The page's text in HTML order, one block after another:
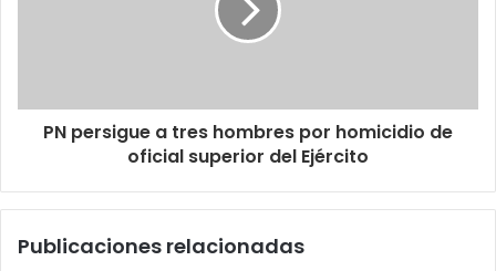
PN persigue a tres hombres por homicidio de
oficial superior del Ejército
Publicaciones relacionadas